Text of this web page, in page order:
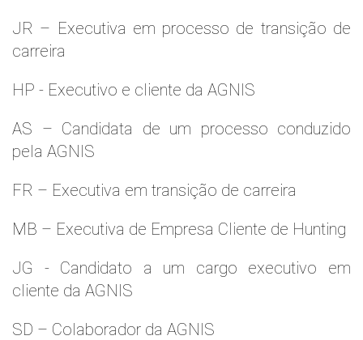
JR – Executiva em processo de transição de
carreira
HP - Executivo e cliente da AGNIS
AS – Candidata de um processo conduzido
pela AGNIS
FR – Executiva em transição de carreira
MB – Executiva de Empresa Cliente de Hunting
JG - Candidato a um cargo executivo em
cliente da AGNIS
SD – Colaborador da AGNIS